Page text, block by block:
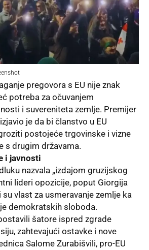
pregovora s EU nije znak
potreba za očuvanjem
i suvereniteta zemlje. Premijer
je da bi članstvo u EU
postojeće trgovinske i vizne
s drugim državama.
i javnosti
nazvala „izdajom gruzijskog
lideri opozicije, poput Giorgija
vlast za usmeravanje zemlje ka
demokratskih sloboda.
šatore ispred zgrade
zahtevajući ostavke i nove
Salome Zurabišvili, pro-EU